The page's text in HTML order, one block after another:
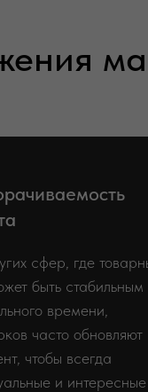
сфер, где
быть стабильным
времени,
часто обновляют
чтобы всегда
и интересные